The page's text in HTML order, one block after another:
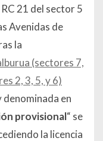
21 del sector 5
Avenidas de
la
(sectores 7,
2, 3, 5, y 6)
denominada en
provisional“ se
la licencia